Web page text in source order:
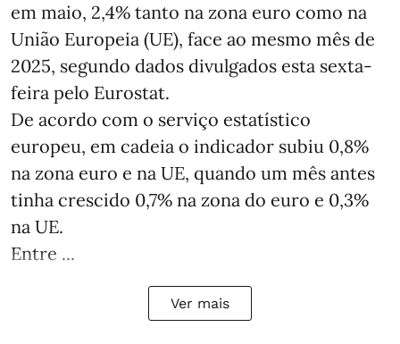
em maio, 2,4% tanto na zona euro como na
União Europeia (UE), face ao mesmo mês de
2025, segundo dados divulgados esta sexta-
feira pelo Eurostat.
De acordo com o serviço estatístico
europeu, em cadeia o indicador subiu 0,8%
na zona euro e na UE, quando um mês antes
tinha crescido 0,7% na zona do euro e 0,3%
na UE.
Entre ...
Ver mais